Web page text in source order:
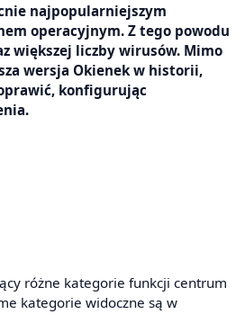
najpopularniejszym
operacyjnym. Z tego powodu
większej liczby wirusów. Mimo
wersja Okienek w historii,
konfigurując
różne kategorie funkcji centrum
kategorie widoczne są w